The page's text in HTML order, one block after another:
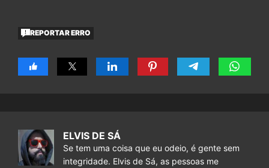
REPORTAR ERRO
ELVIS DE SÁ
Se tem uma coisa que eu odeio, é gente sem
integridade. Elvis de Sá, as pessoas me